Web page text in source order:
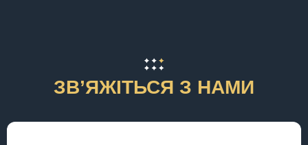
ЗВʼЯЖІТЬСЯ З НАМИ